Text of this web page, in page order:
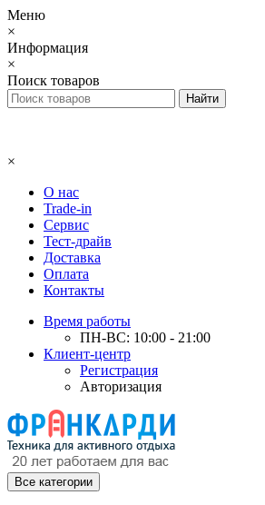
Меню
×
Информация
×
Поиск товаров
×
О нас
Trade-in
Сервис
Тест-драйв
Доставка
Оплата
Контакты
Время работы
ПН-ВС: 10:00 - 21:00
Клиент-центр
Регистрация
Авторизация
Все категории